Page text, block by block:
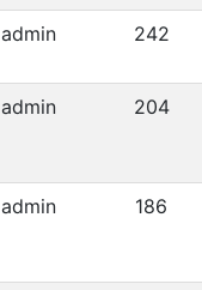
admin 242
admin 204
admin 186